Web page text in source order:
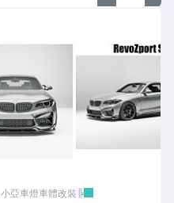
小亞車燈車體改裝╠